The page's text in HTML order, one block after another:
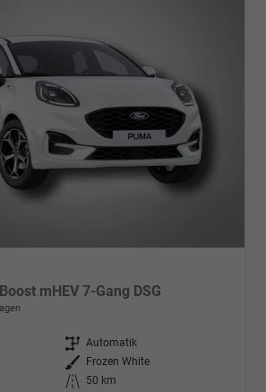
mHEV 7-Gang DSG
Getriebe Automatik
Außenfarbe
Frozen White
Kilometerstand
50 km